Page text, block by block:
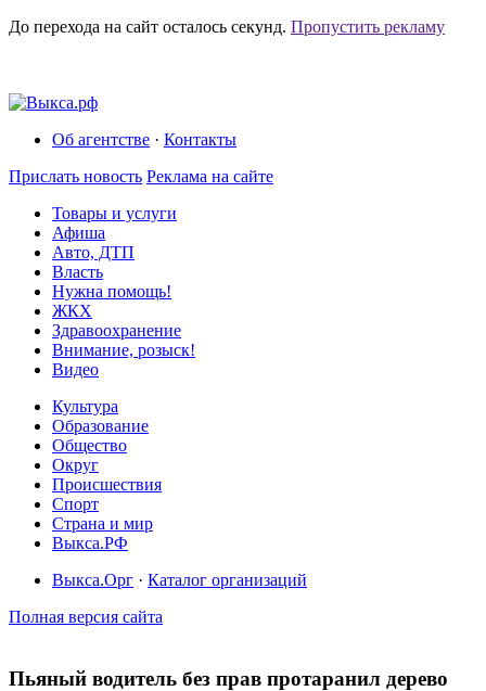
До перехода на сайт осталось секунд. Пропустить рекламу
Об агентстве · Контакты
Прислать новость Реклама на сайте
Товары и услуги
Афиша
Авто, ДТП
Власть
Нужна помощь!
ЖКХ
Здравоохранение
Внимание, розыск!
Видео
Культура
Образование
Общество
Округ
Происшествия
Спорт
Страна и мир
Выкса.РФ
Выкса.Орг · Каталог организаций
Полная версия сайта
Пьяный водитель без прав протаранил дерево